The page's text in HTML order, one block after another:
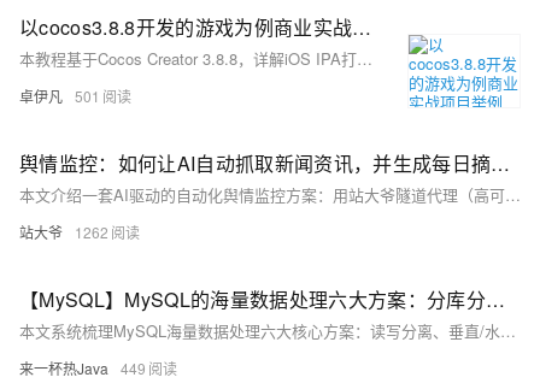
以cocos3.8.8开发的游戏为例商业实战项目举例cocos打包ios苹果安装包ipa完整详细教程-优雅草卓伊凡
本教程基于Cocos Creator 3.8.8，详解iOS IPA打包全流程：含环境配置（Xcode、Apple开发者账号）、构建面板设置（包名、屏幕方向、签名等）、Xcode工程配置、Archive归档及IPA导出，并附常见报错解决方案，理论+实操结合，助力开发者高效上架。
卓伊凡 501
舆情监控：如何让AI自动抓取新闻资讯，并生成每日摘要报告？
本文介绍一套AI驱动的自动化舆情监控方案：用站大爷隧道代理（高可用IP轮换）+ OpenClaw（零代码AI Agent）+ 大模型（智能摘要），7×24小时自动抓取、筛选、生成并推送结构化日报，彻底解决人工扫新闻耗时多、漏报频、易被封等问题。（239字）
站大爷 1262
【MySQL】MySQL的海量数据处理六大方案：分库分表、读写分离、分片策略、跨库事务、扩容方案、Sharding-JDBC中间件
本文系统梳理MySQL海量数据处理六大核心方案：读写分离、垂直/水平分库分表、分片策略选型、分布式事务（2PC/TCC/Saga等）、平滑扩容实践及Sharding-JDBC中间件应用，兼顾性能、一致性与可扩展性，助力架构稳健演进。
来一杯热Java 449